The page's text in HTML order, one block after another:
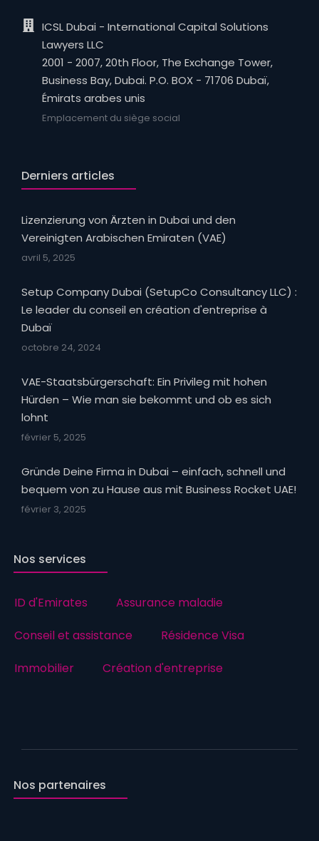
ICSL Dubai - International Capital Solutions
Lawyers LLC
2001 - 2007, 20th Floor, The Exchange Tower,
Business Bay, Dubai. P.O. BOX - 71706 Dubaï,
Émirats arabes unis
Emplacement du siège social
Derniers articles
Lizenzierung von Ärzten in Dubai und den
Vereinigten Arabischen Emiraten (VAE)
avril 5, 2025
Setup Company Dubai (SetupCo Consultancy LLC) :
Le leader du conseil en création d'entreprise à
Dubaï
octobre 24, 2024
VAE-Staatsbürgerschaft: Ein Privileg mit hohen
Hürden – Wie man sie bekommt und ob es sich
lohnt
février 5, 2025
Gründe Deine Firma in Dubai – einfach, schnell und
bequem von zu Hause aus mit Business Rocket UAE!
février 3, 2025
Nos services
ID d'Emirates
Assurance maladie
Conseil et assistance
Résidence Visa
Immobilier
Création d'entreprise
Nos partenaires